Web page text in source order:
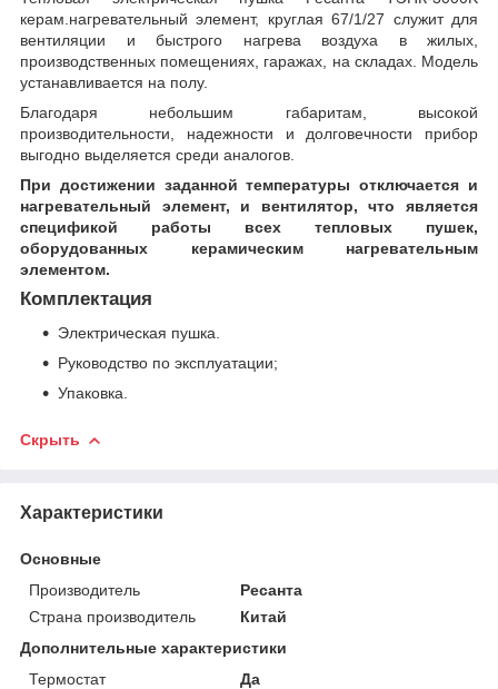
керам.нагревательный элемент, круглая 67/1/27 служит для
вентиляции и быстрого нагрева воздуха в жилых,
производственных помещениях, гаражах, на складах. Модель
устанавливается на полу.
Благодаря небольшим габаритам, высокой
производительности, надежности и долговечности прибор
выгодно выделяется среди аналогов.
При достижении заданной температуры отключается и
нагревательный элемент, и вентилятор, что является
спецификой работы всех тепловых пушек,
оборудованных керамическим нагревательным
элементом.
Комплектация
Электрическая пушка.
Руководство по эксплуатации;
Упаковка.
Скрыть
Характеристики
Основные
Производитель
Ресанта
Страна производитель
Китай
Дополнительные характеристики
Термостат
Да